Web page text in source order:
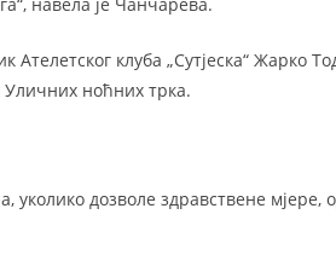
Ателетског клуба „Сутјеска“ Жарко
ноћних трка.
уколико дозволе здравствене мјере,